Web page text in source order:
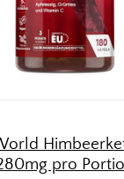
pro